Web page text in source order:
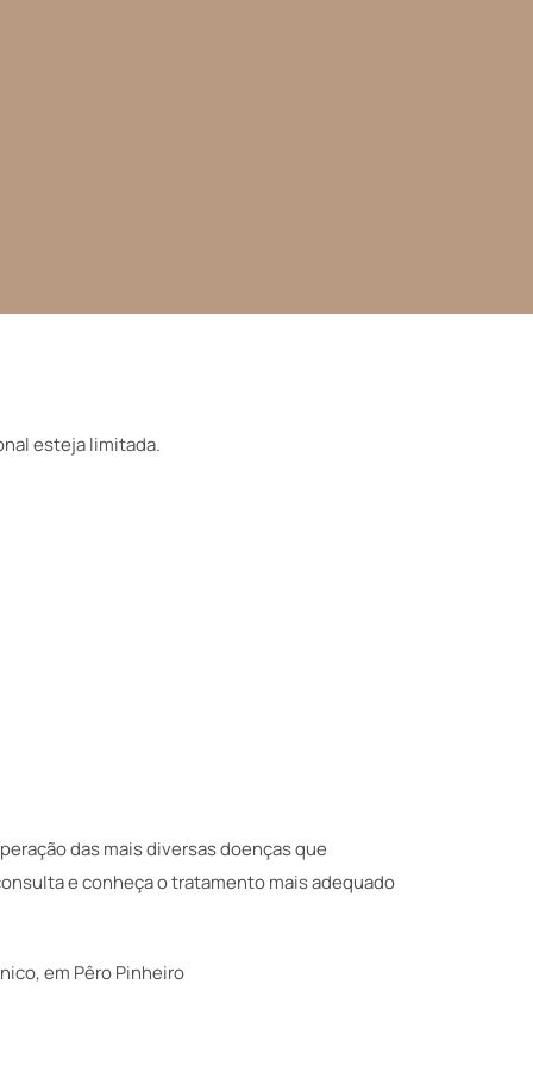
esteja limitada.
das mais diversas doenças que
e conheça o tratamento mais adequado
em Pêro Pinheiro